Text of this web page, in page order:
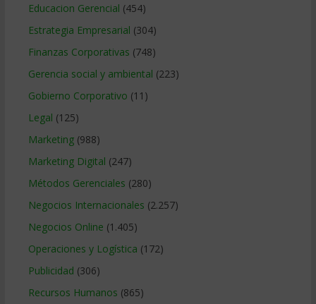
Educacion Gerencial (454)
Estrategia Empresarial (304)
Finanzas Corporativas (748)
Gerencia social y ambiental (223)
Gobierno Corporativo (11)
Legal (125)
Marketing(988)
Marketing Digital (247)
Métodos Gerenciales (280)
Negocios Internacionales (2.257)
Negocios Online (1.405)
Operaciones y Logística (172)
Publicidad (306)
Recursos Humanos (865)